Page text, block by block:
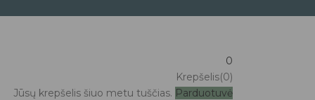
0
Krepšelis(0)
Jūsų krepšelis šiuo metu tuščias. Parduotuvė